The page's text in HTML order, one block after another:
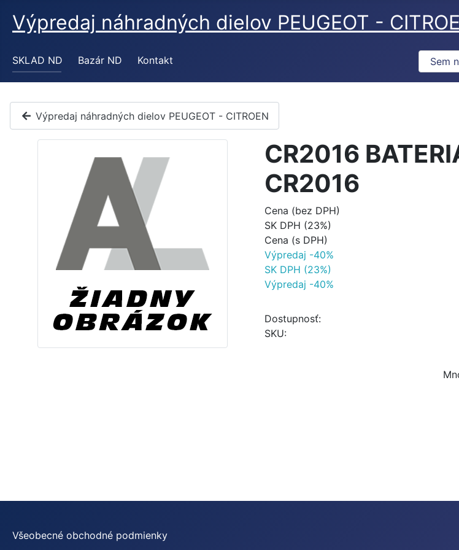
Výpredaj náhradných dielov PEUGEOT -
SKLAD ND Bazár ND Kontakt
Výpredaj náhradných dielov PEUGEOT - CITROEN
CR2016
CR2016
Cena (bez DPH)
SK DPH (23%)
Cena (s DPH)
Výpredaj -40%
SK DPH (23%)
Výpredaj -40%
Dostupnosť:
SKU:
Všeobecné obchodné podmienky